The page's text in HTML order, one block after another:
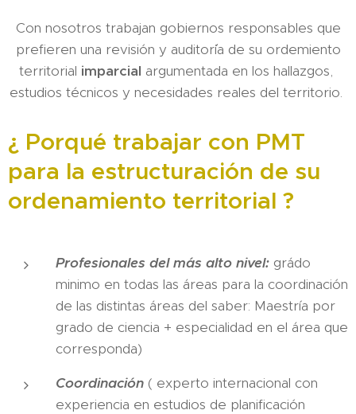
Con nosotros trabajan gobiernos responsables que
prefieren una revisión y auditor´´ia de su ordemiento
territorial imparcial argumentada en los hallazgos,
estudios técnicos y necesidades reales del territorio.
¿ Porqué trabajar con PMT
para la estructuración de su
ordenamiento territorial ?
Profesionales del más alto nivel: grádo
minimo en todas las áreas para la coordinación
de las distintas áreas del saber: Maestría por
grado de ciencia + especialidad en el área que
corresponda)
Coordinación ( experto internacional con
experiencia en estudios de planificación